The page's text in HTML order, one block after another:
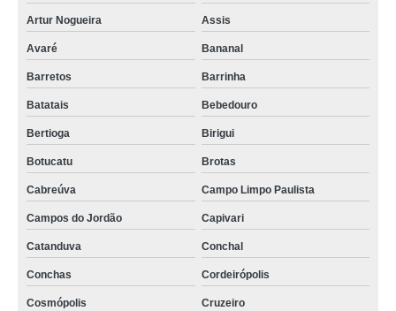
Artur Nogueira Assis
Avaré Bananal
Barretos Barrinha
Batatais Bebedouro
Bertioga Birigui
Botucatu Brotas
Cabreúva Campo Limpo Paulista
Campos do Jordão Capivari
Catanduva Conchal
Conchas Cordeirópolis
Cosmópolis Cruzeiro